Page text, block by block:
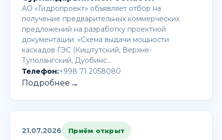
АО «Гидропроект» объявляет отбор на
получение предварительных коммерческих
предложений на разработку проектной
документации: «Схема выдачи мощности
каскадов ГЭС (Киштутский, Верхне-
Туполангский, Дуобинс…
Телефон:+998 71 2058080
Подробнее →
21.07.2026 Приём открыт